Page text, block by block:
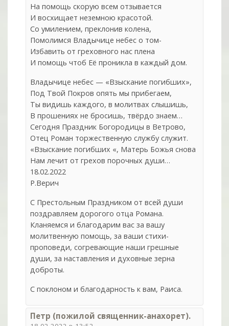
На помощь скорую всем отзывается
И восхищает неземною красотой.
Со умилением, преклонив колена,
Помолимся Владычице небес о том-
Избавить от греховного нас плена
И помощь чтоб Её проникла в каждый дом.
Владычице небес — «Взыскание погибших»,
Под Твой Покров опять мы прибегаем,
Ты видишь каждого, в молитвах слышишь,
В прошениях не бросишь, твёрдо знаем…
Сегодня Праздник Богородицы в Ветрово,
Отец Роман торжественную службу служит.
«Взыскание погибших «, Матерь Божья снова
Нам лечит от грехов порочных души…
18.02.2022
Р.Верич
С Престольным Праздником от всей души
поздравляем дорогого отца Романа.
Кланяемся и благодарим вас за вашу
молитвенную помощь, за ваши стихи-
проповеди, согревающие наши грешные
души, за наставления и духовные зерна
доброты.
С поклоном и благодарность к вам, Раиса.
Петр (пожилой священник-анахорет).